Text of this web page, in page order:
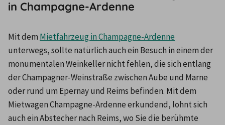
in Champagne-Ardenne
Mit dem Mietfahrzeug in Champagne-Ardenne
unterwegs, sollte natürlich auch ein Besuch in einem der
monumentalen Weinkeller nicht fehlen, die sich entlang
der Champagner-Weinstraße zwischen Aube und Marne
oder rund um Epernay und Reims befinden. Mit dem
Mietwagen Champagne-Ardenne erkundend, lohnt sich
auch ein Abstecher nach Reims, wo Sie die berühmte